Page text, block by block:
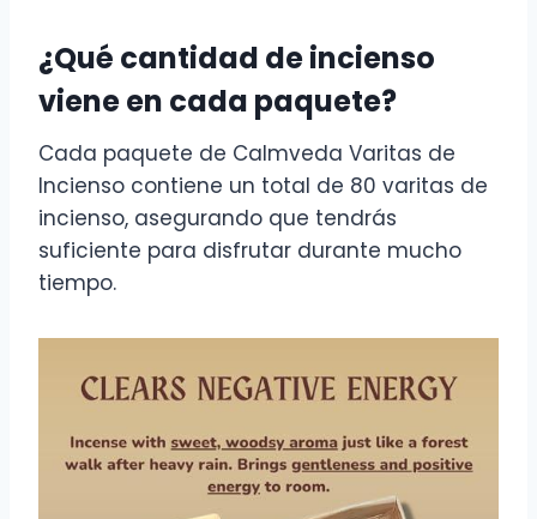
¿Qué cantidad de incienso
viene en cada paquete?
Cada paquete de Calmveda Varitas de
Incienso contiene un total de 80 varitas de
incienso, asegurando que tendrás
suficiente para disfrutar durante mucho
tiempo.